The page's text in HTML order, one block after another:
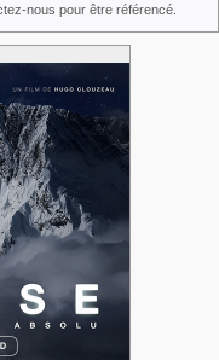
nous pour être référencé.